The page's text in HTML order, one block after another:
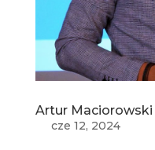
Artur Maciorowski
cze 12, 2024